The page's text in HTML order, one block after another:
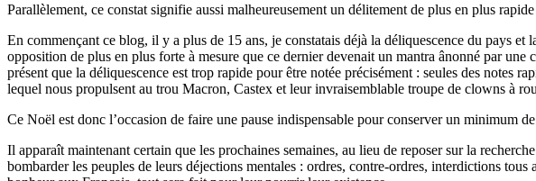
Parallèlement, ce constat signifie aussi malheureusement un délitement de plus en plus
En commençant ce blog, il y a plus de 15 ans, je constatais déjà la déliquescence du pays
opposition de plus en plus forte à mesure que ce dernier devenait un mantra ânonné par
présent que la déliquescence est trop rapide pour être notée précisément : seules des notes
lequel nous propulsent au trou Macron, Castex et leur invraisemblable troupe de clowns à
Ce Noël est donc l’occasion de faire une pause indispensable pour conserver un minimum
Il apparaît maintenant certain que les prochaines semaines, au lieu de reposer sur la
bombarder les peuples de leurs déjections mentales : ordres, contre-ordres, interdictions